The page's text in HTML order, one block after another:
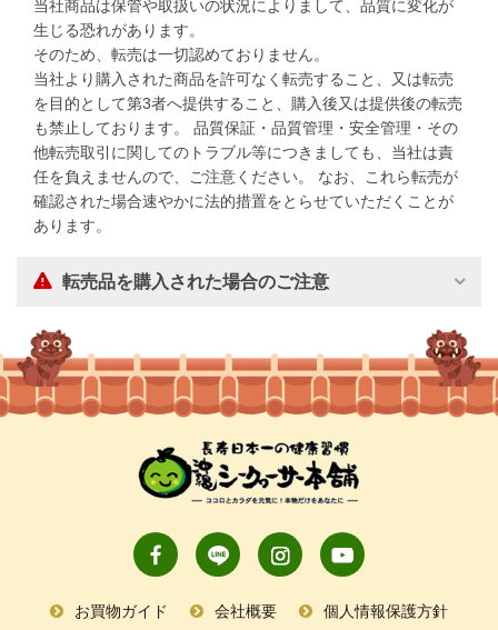
当社商品は保管や取扱いの状況によりまして、品質に変化が
生じる恐れがあります。
そのため、転売は一切認めておりません。
当社より購入された商品を許可なく転売すること、又は転売
を目的として第3者へ提供すること、購入後又は提供後の転売
も禁止しております。 品質保証・品質管理・安全管理・その
他転売取引に関してのトラブル等につきましても、当社は責
任を負えませんので、ご注意ください。 なお、これら転売が
確認された場合速やかに法的措置をとらせていただくことが
あります。
転売品を購入された場合のご注意
お買物ガイド 会社概要 個人情報保護方針